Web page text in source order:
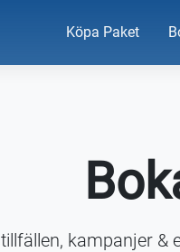
Köpa Paket
kampanjer